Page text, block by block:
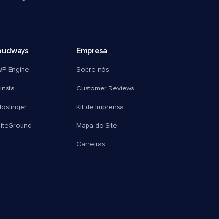
Engine
Empresa
Sobre nós
Customer Reviews
Kit de Imprensa
Mapa do Site
Carreiras